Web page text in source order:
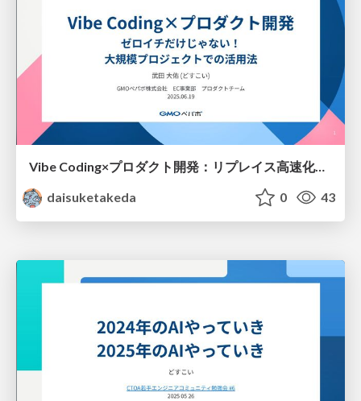
Vibe Coding×プロダクト開発：リプレイス高速化の舞台裏
daisuketakeda
0 43